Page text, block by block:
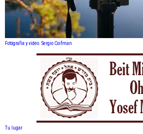
Fotógrafía y video. Sergio Coifman
Tu lugar